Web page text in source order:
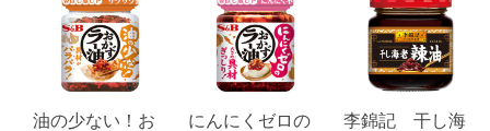
油の少ない！お
にんにくゼロの
李錦記 干し海